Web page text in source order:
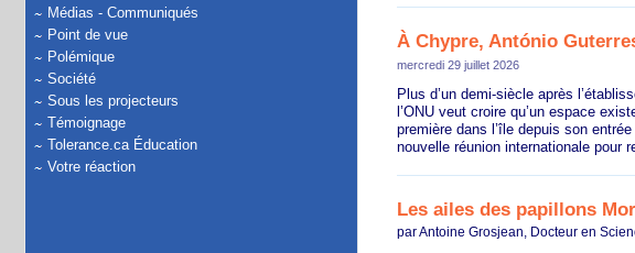
Médias - Communiqués
Point de vue
Polémique
Société
Sous les projecteurs
Témoignage
Tolerance.ca Éducation
Votre réaction
À Chypre, António
mercredi 29 juillet 2026
Plus d’un demi-siècle après
l’ONU veut croire qu’un espace
première dans l’île depuis son
nouvelle réunion internationale pour
Les ailes des papillons
par Antoine Grosjean, Docteur en